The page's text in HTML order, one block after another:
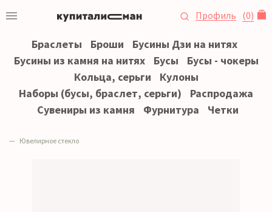
Профиль (0)
Браслеты Броши
Бусины Дзи на нитях
Бусины из камня на нитях
Бусы
Бусы - чокеры
Кольца, серьги
Кулоны
Наборы (бусы, браслет, серьги)
Распродажа
Сувениры из камня
Фурнитура Четки
Ювелирное стекло